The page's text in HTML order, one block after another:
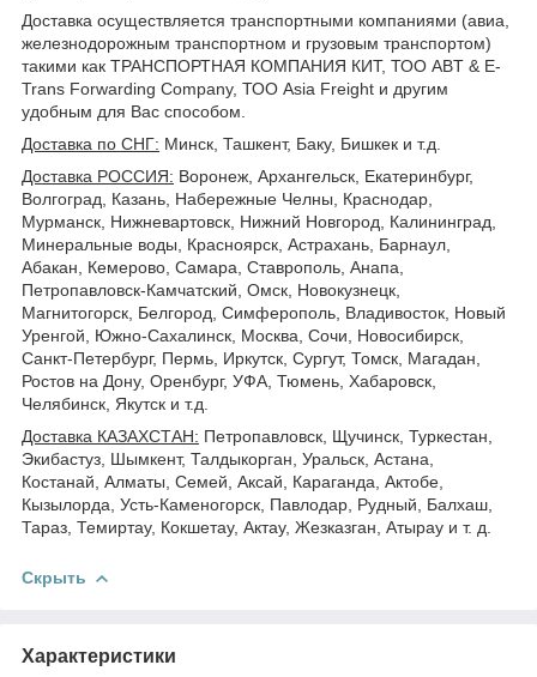
Доставка осуществляется транспортными компаниями (авиа,
железнодорожным транспортном и грузовым транспортом)
такими как ТРАНСПОРТНАЯ КОМПАНИЯ КИТ, ТОО ABT & E-
Trans Forwarding Company, ТОО Asia Freight и другим
удобным для Вас способом.
Доставка по СНГ: Минск, Ташкент, Баку, Бишкек и т.д.
Доставка РОССИЯ: Воронеж, Архангельск, Екатеринбург,
Волгоград, Казань, Набережные Челны, Краснодар,
Мурманск, Нижневартовск, Нижний Новгород, Калининград,
Минеральные воды, Красноярск, Астрахань, Барнаул,
Абакан, Кемерово, Самара, Ставрополь, Анапа,
Петропавловск-Камчатский, Омск, Новокузнецк,
Магнитогорск, Белгород, Симферополь, Владивосток, Новый
Уренгой, Южно-Сахалинск, Москва, Сочи, Новосибирск,
Санкт-Петербург, Пермь, Иркутск, Сургут, Томск, Магадан,
Ростов на Дону, Оренбург, УФА, Тюмень, Хабаровск,
Челябинск, Якутск и т.д.
Доставка КАЗАХСТАН: Петропавловск, Щучинск, Туркестан,
Экибастуз, Шымкент, Талдыкорган, Уральск, Астана,
Костанай, Алматы, Семей, Аксай, Караганда, Актобе,
Кызылорда, Усть-Каменогорск, Павлодар, Рудный, Балхаш,
Тараз, Темиртау, Кокшетау, Актау, Жезказган, Атырау и т. д.
Скрыть
Характеристики